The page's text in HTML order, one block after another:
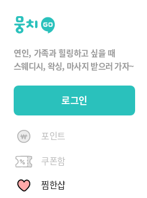
뭉
치
고
연인, 가족과 힐링하고 싶을 때
스웨디시, 왁싱, 마사지 받으러 가자~
로그인
포인트
쿠폰함
찜한샵